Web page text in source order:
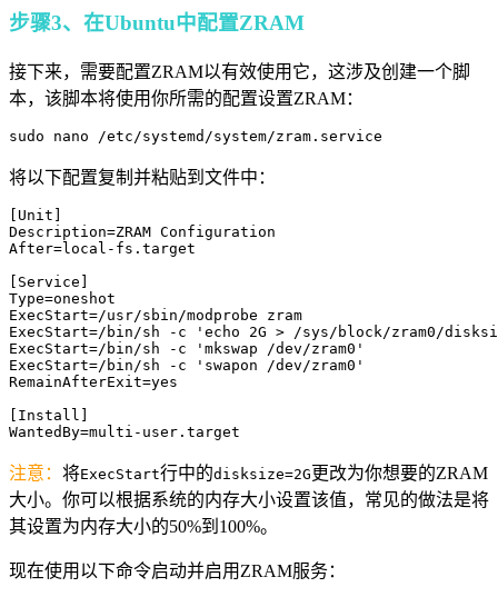
步骤3、在Ubuntu中配置ZRAM
接下来，需要配置ZRAM以有效使用它，这涉及创建一个脚
本，该脚本将使用你所需的配置设置ZRAM：
sudo nano /etc/systemd/system/zram.service
将以下配置复制并粘贴到文件中：
[Unit]
Description=ZRAM Configuration
After=local-fs.target
[Service]
Type=oneshot
ExecStart=/usr/sbin/modprobe zram
ExecStart=/bin/sh -c 'echo 2G > /sys/block/zram0/
ExecStart=/bin/sh -c 'mkswap /dev/zram0'
ExecStart=/bin/sh -c 'swapon /dev/zram0'
RemainAfterExit=yes
[Install]
WantedBy=multi-user.target
注意： 将ExecStart行中的disksize=2G 更改为你想要的ZRAM
大小。你可以根据系统的内存大小设置该值，常见的做法是将
其设置为内存大小的50%到100%。
现在使用以下命令启动并启用ZRAM服务：